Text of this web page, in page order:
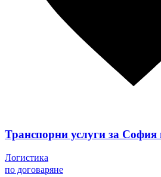
Транспорни услуги за
Логистика
по договаряне